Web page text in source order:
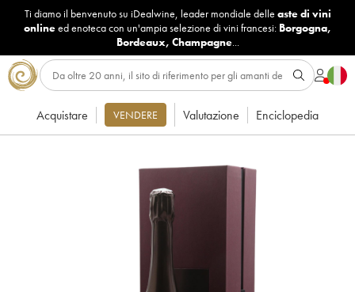
Ti diamo il benvenuto su iDealwine, leader mondiale delle aste di vini
onlineed enoteca con un'ampia selezione di vini francesi: Borgogna,
Bordeaux, Champagne...
Acquistare VENDERE Valutazione Enciclopedia